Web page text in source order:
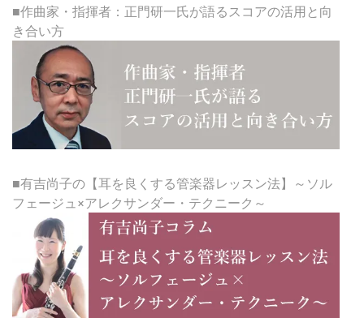
■作曲家・指揮者：正門研一氏が語るスコアの活用と向
き合い方
■有吉尚子の【耳を良くする管楽器レッスン法】～ソル
フェージュ×アレクサンダー・テクニーク～